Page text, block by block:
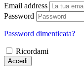
Email address
Password
Password dimenticata?
Ricordami
Accedi